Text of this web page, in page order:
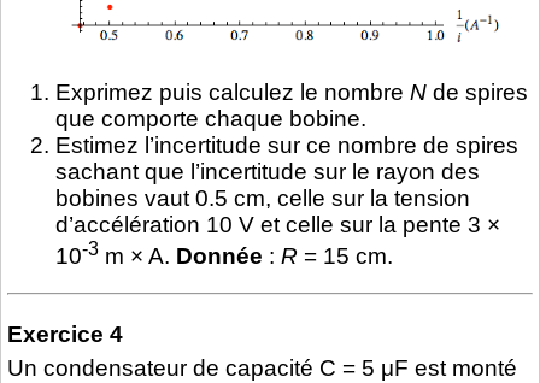
Exprimez puis calculez le nombre N de spires
que comporte chaque bobine.
Estimez l’incertitude sur ce nombre de spires
sachant que l’incertitude sur le rayon des
bobines vaut 0.5 cm, celle sur la tension
d’accélération 10 V et celle sur la pente 3 ×
10-3 m × A. Donnée : R = 15 cm.
Exercice 4
Un condensateur de capacité C = 5 μF est monté